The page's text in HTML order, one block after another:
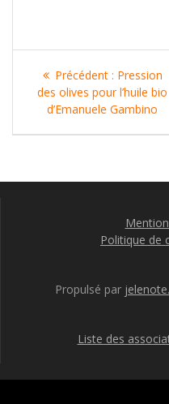
Navigation
de
l’article
Précédent : Article
précédent
:
Pression
des olives pour l’huile bio
d’Emanuele Gambino
Politique de
Propulsé par
Liste des